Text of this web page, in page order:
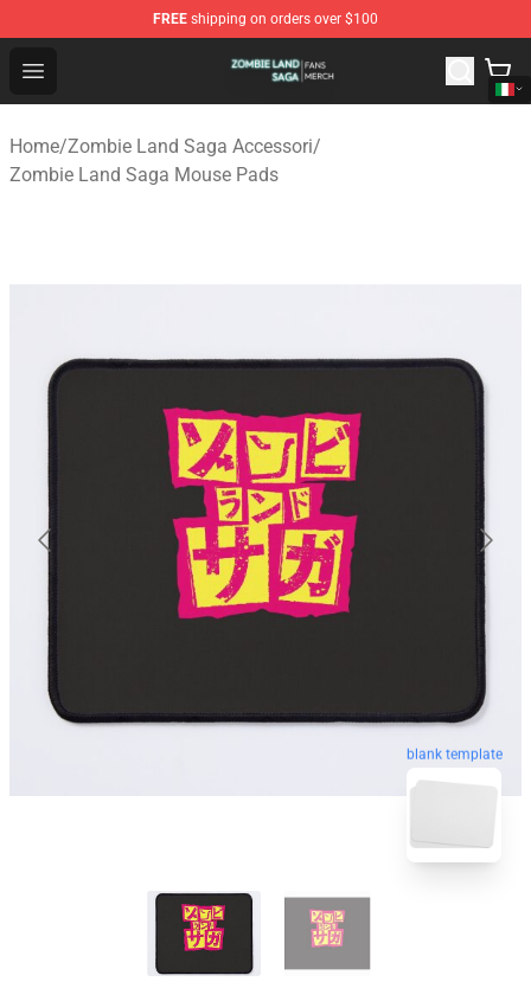
FREE shipping on orders over $100
Open menu
Zombie Land Saga Shop - Official Zombie Land Saga
Home/Zombie Land Saga Accessori/
Zombie Land Saga Mouse Pads
blank template